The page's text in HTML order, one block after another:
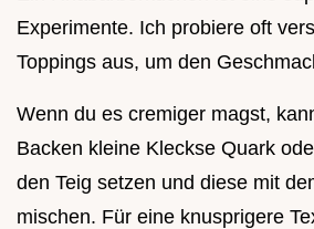
Experimente. Ich probiere oft
Toppings aus, um den
Wenn du es cremiger magst,
Backen kleine Kleckse Quark
den Teig setzen und diese mit
mischen. Für eine knusprigere